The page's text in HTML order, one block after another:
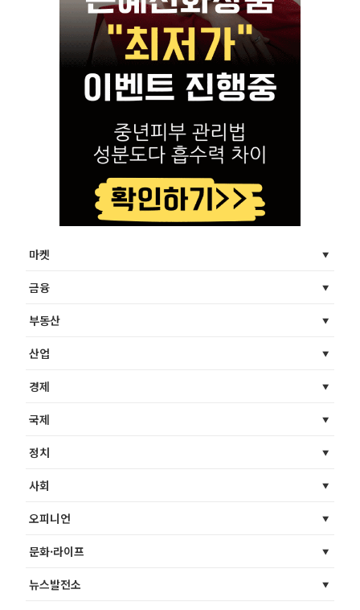
마켓
금융
부동산
산업
경제
국제
정치
사회
오피니언
문화·라이프
뉴스발전소